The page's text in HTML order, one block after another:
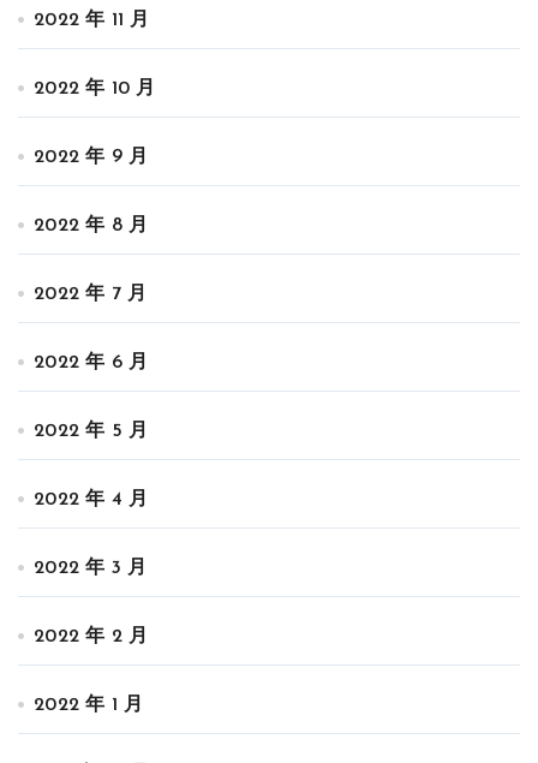
2022 年 11 月
2022 年 10 月
2022 年 9 月
2022 年 8 月
2022 年 7 月
2022 年 6 月
2022 年 5 月
2022 年 4 月
2022 年 3 月
2022 年 2 月
2022 年 1 月